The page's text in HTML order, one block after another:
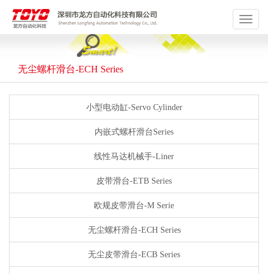
Toggle
无尘螺杆滑台-ECH Series
小型电动缸-Servo Cylinder
内嵌式螺杆滑台Series
线性马达机械手-Liner
皮带滑台-ETB Series
欧规皮带滑台-M Serie
无尘螺杆滑台-ECH Series
无尘皮带滑台-ECB Series